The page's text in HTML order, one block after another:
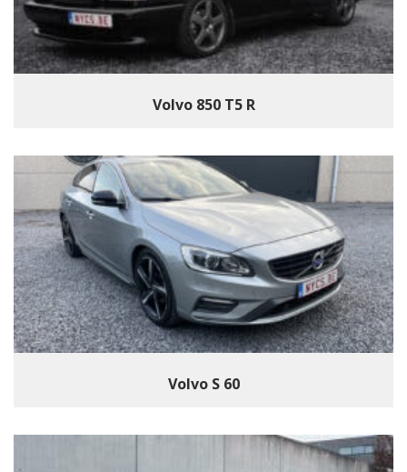
Volvo 850 T5 R
Volvo S 60